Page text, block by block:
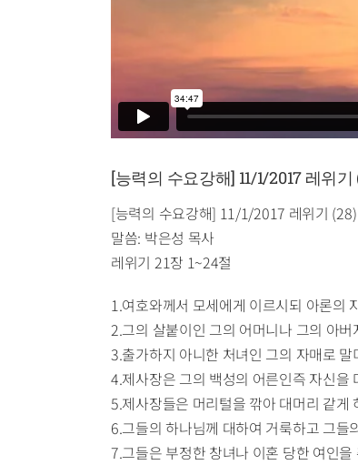
[능력의 수요강해] 11/1/2017 레위
[능력의 수요강해] 11/1/2017 레위기
말씀: 박은성 목사
레위기 21장 1~24절
1.여호와께서 모세에게 이르시되 아론의
2.그의 살붙이인 그의 어머니나 그의 아
3.출가하지 아니한 처녀인 그의 자매로
4.제사장은 그의 백성의 어른인즉 자신을
5.제사장들은 머리털을 깎아 대머리 같게
6.그들의 하나님께 대하여 거룩하고 그
7.그들은 부정한 창녀나 이혼 당한 여인